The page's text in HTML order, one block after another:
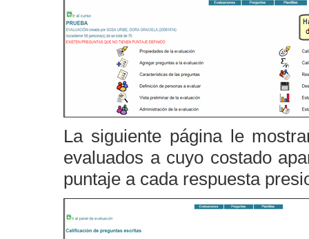
La siguiente página le
evaluados a cuyo costado
puntaje a cada respuesta